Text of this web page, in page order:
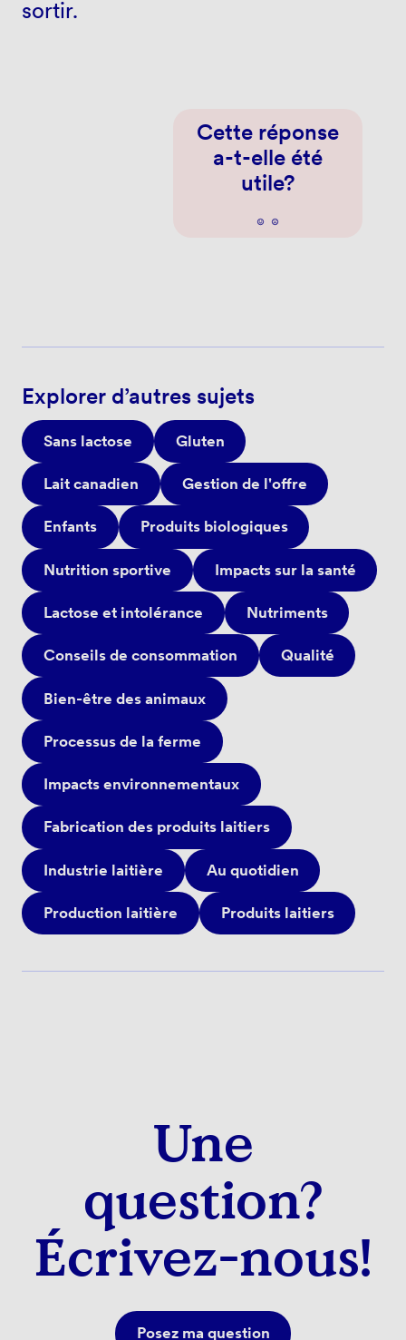
sortir.
Cette réponse
a-t-elle été
utile?
Explorer d’autres sujets
Sans lactose Gluten
Lait canadien Gestion de l'offre
Enfants Produits biologiques
Nutrition sportive Impacts sur la santé
Lactose et intolérance Nutriments
Conseils de consommation Qualité
Bien-être des animaux
Processus de la ferme
Impacts environnementaux
Fabrication des produits laitiers
Industrie laitière Au quotidien
Production laitière Produits laitiers
Une
question?
Écrivez-nous!
Posez ma question